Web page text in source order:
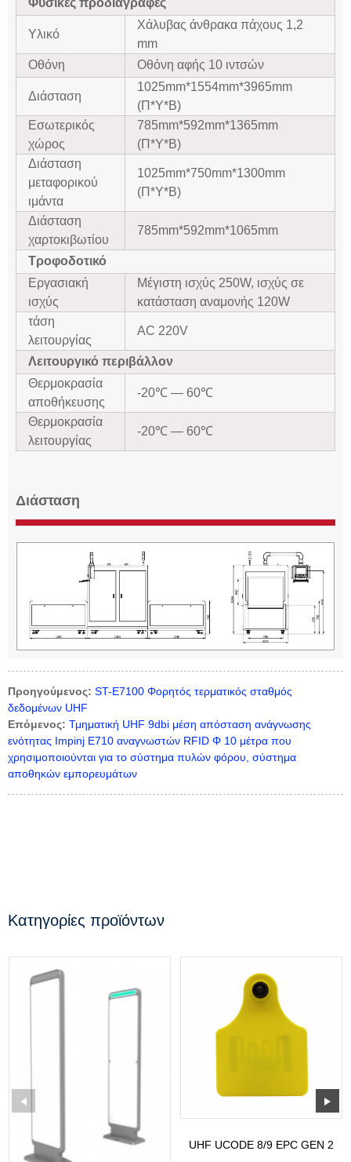
Υλικό
Χάλυβας άνθρακα πάχους 1,2
mm
Οθόνη
Οθόνη αφής 10 ιντσών
Διάσταση
1025mm*1554mm*3965mm
(Π*Υ*Β)
Εσωτερικός
χώρος
785mm*592mm*1365mm
(Π*Υ*Β)
Διάσταση
μεταφορικού
ιμάντα
1025mm*750mm*1300mm
(Π*Υ*Β)
Διάσταση
χαρτοκιβωτίου
785mm*592mm*1065mm
Τροφοδοτικό
Εργασιακή
ισχύς
Μέγιστη ισχύς 250W, ισχύς σε
κατάσταση αναμονής 120W
τάση
λειτουργίας
AC 220V
Λειτουργικό περιβάλλον
Θερμοκρασία
αποθήκευσης
-20℃ — 60℃
Θερμοκρασία
λειτουργίας
-20℃ — 60℃
Διάσταση
Προηγούμενος: ST-E7100 Φορητός τερματικός σταθμός
δεδομένων UHF
Επόμενος: Τμηματική UHF 9dbi μέση απόσταση ανάγνωσης
ενότητας Impinj E710 αναγνωστών RFID Φ 10 μέτρα που
χρησιμοποιούνται για το σύστημα πυλών φόρου, σύστημα
αποθηκών εμπορευμάτων
Κατηγορίες προϊόντων
UHF UCODE 8/9 EPC GEN 2